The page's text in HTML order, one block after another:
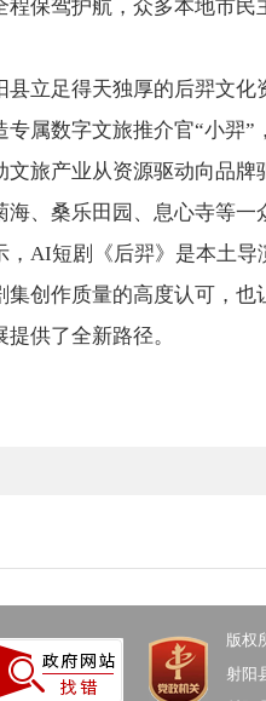
程保驾护航，众多本地市
足得天独厚的后羿文化
专属数字文旅推介官“小羿
文旅产业从资源驱动向品
海、桑乐田园、息心寺等一
短剧《后羿》是本土导
集创作质量的高度认可，
供了全新路径。
版权
射阳